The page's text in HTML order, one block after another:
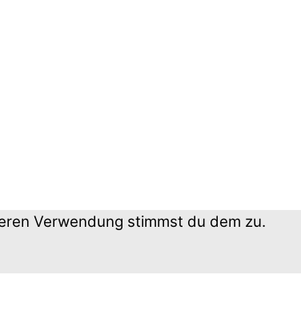
Verwendung stimmst du dem zu.